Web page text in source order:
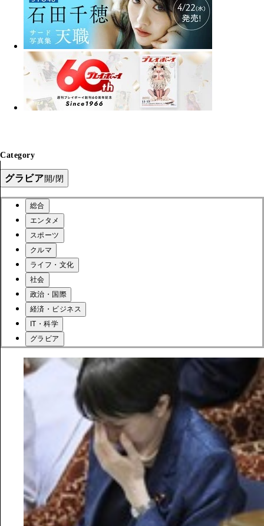
Category
グラビア開/閉
総合
エンタメ
スポーツ
クルマ
ライフ・文化
社会
政治・国際
経済・ビジネス
IT・科学
グラビア